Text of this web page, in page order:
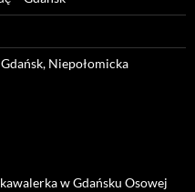
Niepołomicka
w Gdańsku Osowej